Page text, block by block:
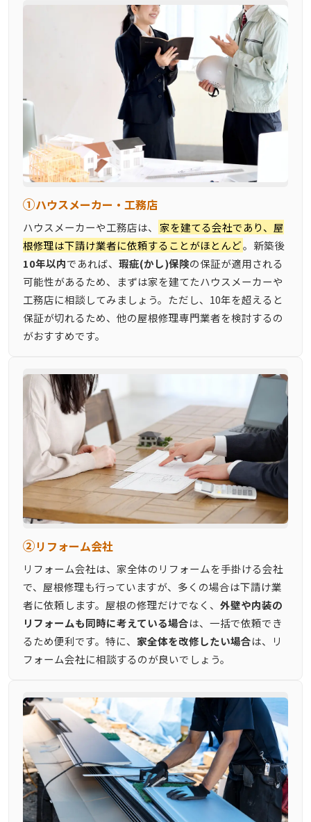
①ハウスメーカー・工務店
ハウスメーカーや工務店は、
家を建てる会社であり、屋
根修理は下請け業者に依頼することがほとんど。新築後
10年以内であれば、 瑕疵(かし)保険の保証が適用される
可能性があるため、まずは家を建てたハウスメーカーや
工務店に相談してみましょう。ただし、10年を超えると
保証が切れるため、他の屋根修理専門業者を検討するの
がおすすめです。
②リフォーム会社
リフォーム会社は、家全体のリフォームを手掛ける会社
で、屋根修理も行っていますが、多くの場合は下請け業
者に依頼します。屋根の修理だけでなく、 外壁や内装の
リフォームも同時に考えている場合は、一括で依頼でき
るため便利です。特に、 家全体を改修したい場合は、リ
フォーム会社に相談するのが良いでしょう。